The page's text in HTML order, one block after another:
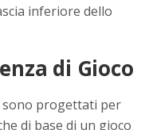
inferiore dello
di Gioco
sono progettati per
di base di un gioco